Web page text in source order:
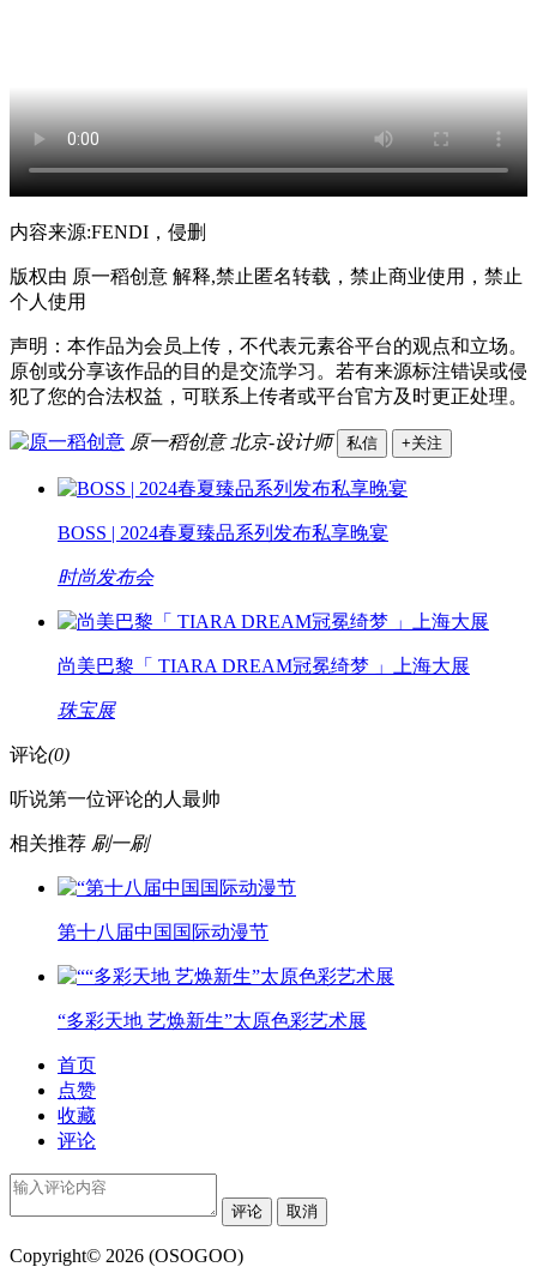
内容来源:FENDI，侵删
版权由 原一稻创意 解释,禁止匿名转载，禁止商业使用，禁止
个人使用
声明：本作品为会员上传，不代表元素谷平台的观点和立场。
原创或分享该作品的目的是交流学习。若有来源标注错误或侵
犯了您的合法权益，可联系上传者或平台官方及时更正处理。
原一稻创意 北京-设计师 私信 +关注
BOSS | 2024春夏臻品系列发布私享晚宴
时尚发布会
尚美巴黎「 TIARA DREAM冠冕绮梦 」上海大展
珠宝展
评论(0)
听说第一位评论的人最帅
相关推荐 刷一刷
第十八届中国国际动漫节
“多彩天地 艺焕新生”太原色彩艺术展
首页
点赞
收藏
评论
评论 取消
Copyright© 2026 (OSOGOO)